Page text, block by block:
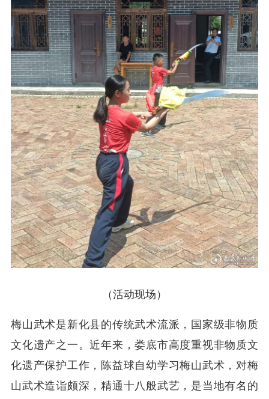
（活动现场）
梅山武术是新化县的传统武术流派，国家级非物质
文化遗产之一。近年来，娄底市高度重视非物质文
化遗产保护工作，陈益球自幼学习梅山武术，对梅
山武术造诣颇深，精通十八般武艺，是当地有名的